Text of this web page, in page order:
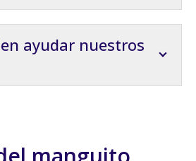
ayudar nuestros